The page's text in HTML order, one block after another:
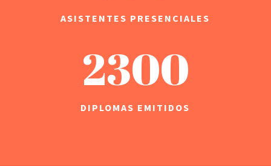
ASISTENTES PRESENCIALES
2300
DIPLOMAS EMITIDOS